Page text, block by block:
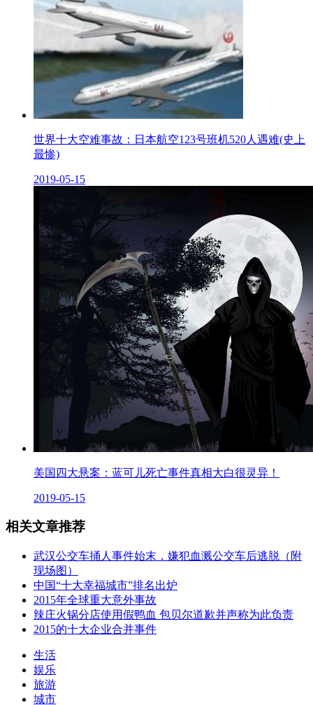
世界十大空难事故：日本航空123号班机520人遇难(史上
最惨)
2019-05-15
美国四大悬案：蓝可儿死亡事件真相大白很灵异！
2019-05-15
相关文章推荐
武汉公交车捅人事件始末，嫌犯血溅公交车后逃脱（附
现场图）
中国“十大幸福城市”排名出炉
2015年全球重大意外事故
辣庄火锅分店使用假鸭血 包贝尔道歉并声称为此负责
2015的十大企业合并事件
生活
娱乐
旅游
城市